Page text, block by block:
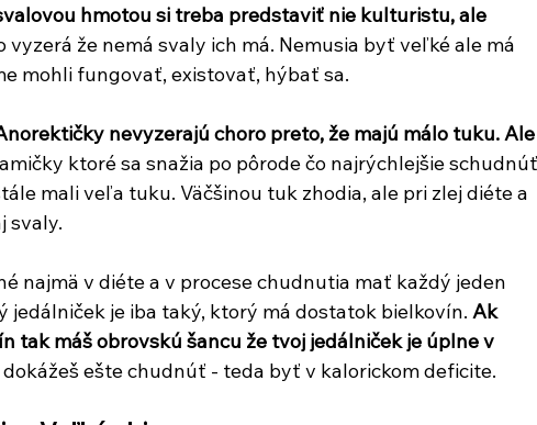
hmotou si treba predstaviť nie kulturistu, ale
vyzerá že nemá svaly ich má. Nemusia byť veľké ale má
mohli fungovať, existovať, hýbať sa.
nevyzerajú choro preto, že majú málo tuku.
ktoré sa snažia po pôrode čo najrýchlejšie
mali veľa tuku. Väčšinou tuk zhodia, ale pri zlej diéte a
svaly.
najmä v diéte a v procese chudnutia mať každý jeden
jedálniček je iba taký, ktorý má dostatok bielkovín. Ak
tak máš obrovskú šancu že tvoj jedálniček je úplne v
ešte chudnúť - teda byť v kalorickom deficite.